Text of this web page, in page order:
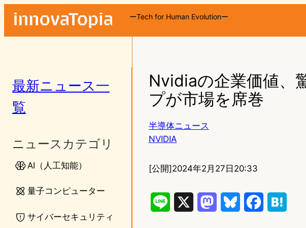
ーTech for Human Evolutionー
最新ニュース一
覧
ニュースカテゴリ
AI（人工知能）
量子コンピューター
サイバーセキュリティ
Nvidiaの企業価値、
プが市場を席巻
半導体ニュース
NVIDIA
[公開]2024年2月27日20:33